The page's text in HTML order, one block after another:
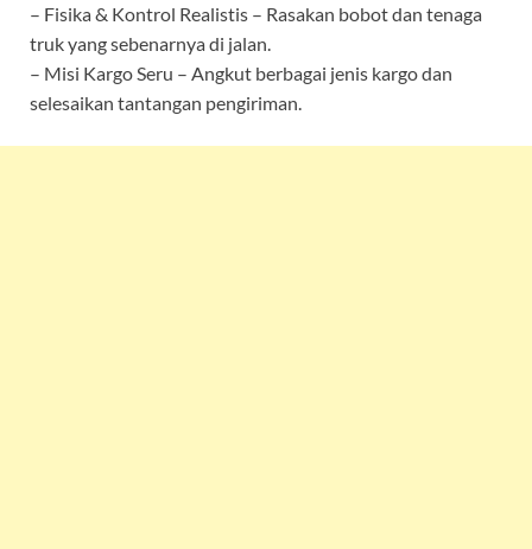
– Fisika & Kontrol Realistis – Rasakan bobot dan tenaga
truk yang sebenarnya di jalan.
– Misi Kargo Seru – Angkut berbagai jenis kargo dan
selesaikan tantangan pengiriman.